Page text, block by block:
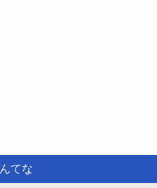
てな